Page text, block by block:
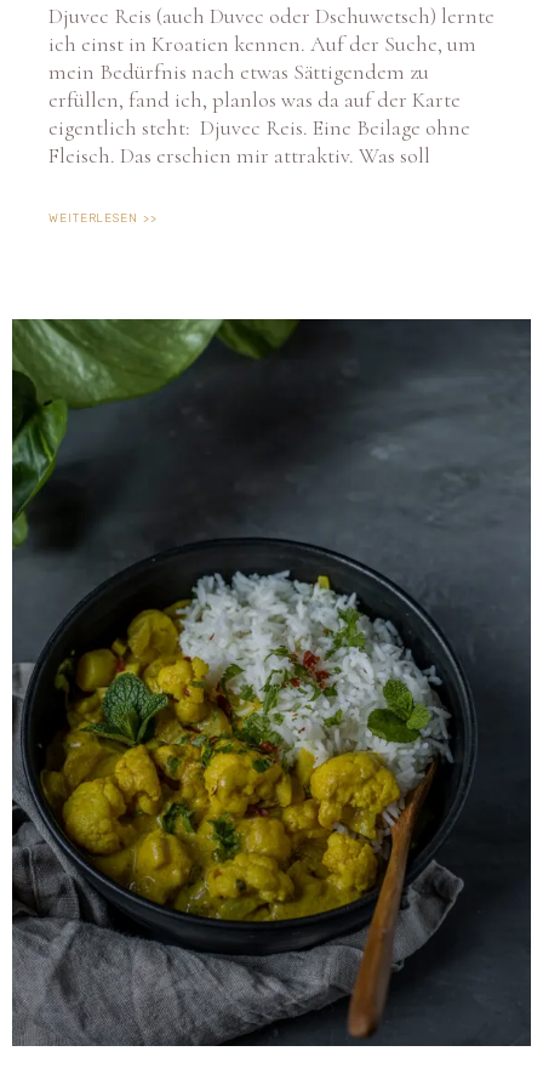
Djuvec Reis (auch Duvec oder Dschuwetsch) lernte
ich einst in Kroatien kennen. Auf der Suche, um
mein Bedürfnis nach etwas Sättigendem zu
erfüllen, fand ich, planlos was da auf der Karte
eigentlich steht: Djuvec Reis. Eine Beilage ohne
Fleisch. Das erschien mir attraktiv. Was soll
WEITERLESEN >>